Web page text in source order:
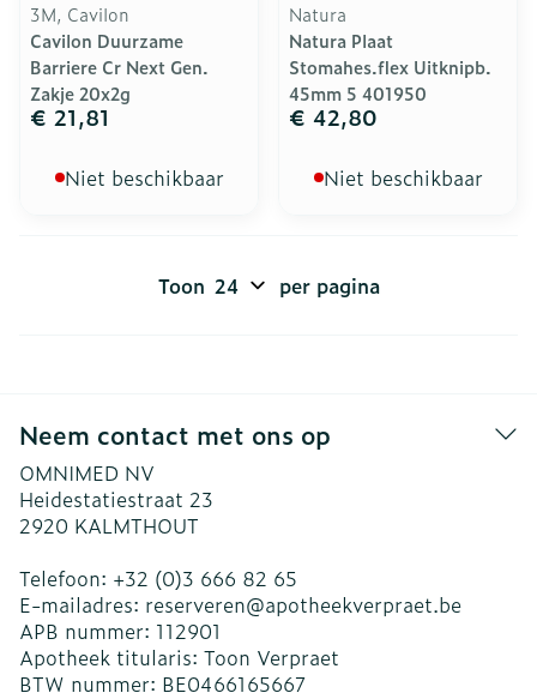
3M, Cavilon
Cavilon Duurzame
Barriere Cr Next Gen.
Zakje 20x2g
€ 21,81
Niet beschikbaar
Natura
Natura Plaat
Stomahes.flex Uitknipb.
45mm 5 401950
€ 42,80
Niet beschikbaar
Toon per pagina
Neem contact met ons op
OMNIMED NV
Heidestatiestraat 23
2920 KALMTHOUT
Telefoon: +32 (0)3 666 82 65
E-mailadres: reserveren@apotheekverpraet.be
APB nummer: 112901
Apotheek titularis: Toon Verpraet
BTW nummer: BE0466165667